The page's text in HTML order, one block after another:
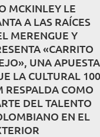
MCKINLEY LE
A LAS RAÍCES
MERENGUE Y
«CARRITO
UNA APUESTA
LA CULTURAL
RESPALDA COMO
DEL TALENTO
EN EL